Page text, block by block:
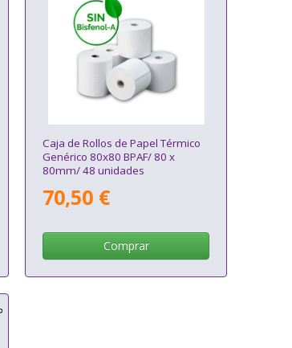
Caja de Rollos de Papel Térmico
Genérico 80x80 BPAF/ 80 x
80mm/ 48 unidades
70,50 €
Comprar